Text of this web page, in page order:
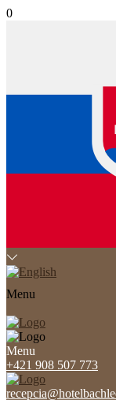
0
Menu
Menu
+421 908 507 773